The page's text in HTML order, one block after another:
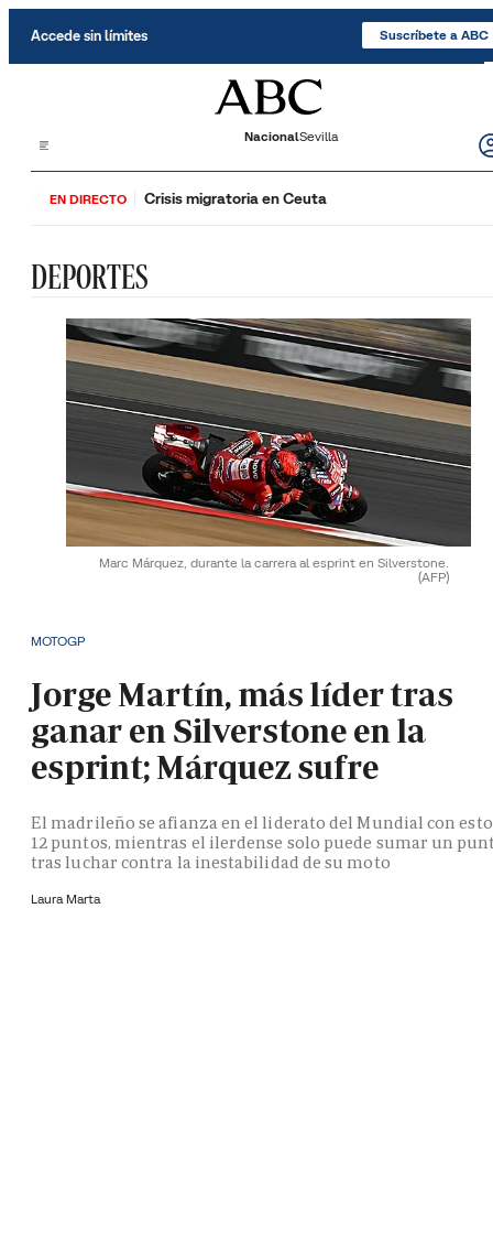
Accede sin límites Suscríbete a ABC
NacionalSevilla
EN DIRECTO Crisis migratoria en Ceuta
DEPORTES
Marc Márquez, durante la carrera al esprint en Silverstone.
(AFP)
MOTOGP
Jorge Martín, más líder tras
ganar en Silverstone en la
esprint; Márquez sufre
El madrileño se afianza en el liderato del Mundial con
12 puntos, mientras el ilerdense solo puede sumar un
tras luchar contra la inestabilidad de su moto
Laura Marta